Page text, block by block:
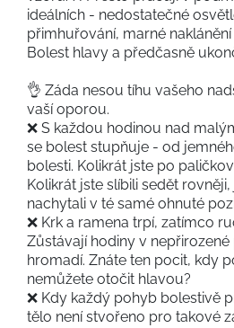
ideálních - nedostatečné
přimhuřování, marné naklánění
Bolest hlavy a předčasně
👌 Záda nesou tíhu vašeho
vaší oporou.
❌ S každou hodinou nad
se bolest stupňuje - od
bolesti. Kolikrát jste po
Kolikrát jste slíbili sedět
nachytali v té samé ohnuté
❌ Krk a ramena trpí, zatímco
Zůstávají hodiny v nepřirozené
hromadí. Znáte ten pocit, kdy
nemůžete otočit hlavou?
❌ Kdy každý pohyb bolestivě
tělo není stvořeno pro takové